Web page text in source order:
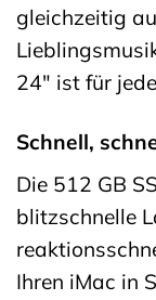
gleichzeitig
24″ ist für
Schnell,
Die 512 GB
blitzschnelle
Ihren iMac in